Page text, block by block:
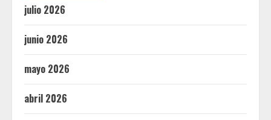
julio 2026
junio 2026
mayo 2026
abril 2026